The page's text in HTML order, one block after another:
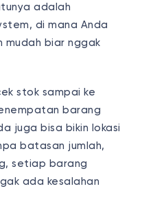
adalah
di mana Anda
mudah biar nggak
stok sampai ke
barang
juga bisa bikin lokasi
batasan jumlah,
setiap barang
ada kesalahan